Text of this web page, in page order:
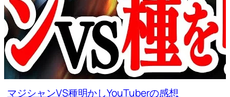
マジシャンVS種明かしYouTuberの感想